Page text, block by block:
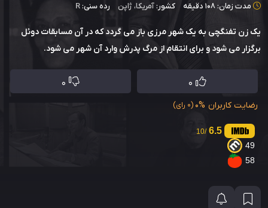
مدت زمان: 108 دقیقه کشور:آمریکا، ژاپن رده سنی:R
یک زن تفنگچی به یک شهر مرزی باز می گردد که در آن مسابقات دوئل
برگزار می شود و برای انتقام از مرگ پدرش وارد آن شهر می شود.
0
0
رضایت کاربران 0% (0 رای)
6.5
/10
49
58